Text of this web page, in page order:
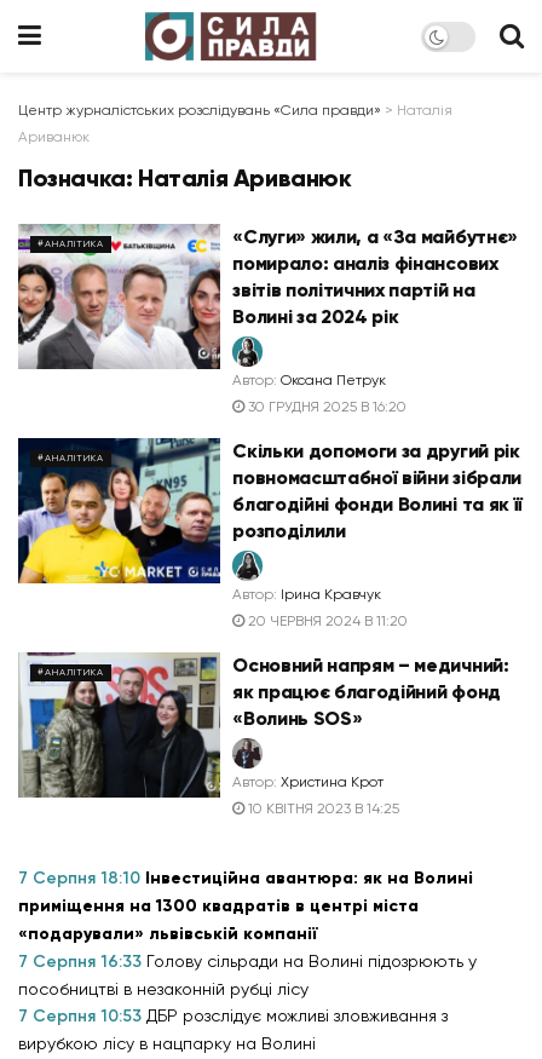
Центр журналістських розслідувань «Сила правди» > Наталія
Ариванюк
Позначка: Наталія Ариванюк
#АНАЛІТИКА
«Слуги» жили, а «За майбутнє»
помирало: аналіз фінансових
звітів політичних партій на
Волині за 2024 рік
Автор: Оксана Петрук
30 ГРУДНЯ 2025 В 16:20
#АНАЛІТИКА
Скільки допомоги за другий рік
повномасштабної війни зібрали
благодійні фонди Волині та як її
розподілили
Автор: Ірина Кравчук
20 ЧЕРВНЯ 2024 В 11:20
#АНАЛІТИКА
Основний напрям – медичний:
як працює благодійний фонд
«Волинь SOS»
Автор: Христина Крот
10 КВІТНЯ 2023 В 14:25
7 Серпня 18:10 Інвестиційна авантюра: як на Волині
приміщення на 1300 квадратів в центрі міста
«подарували» львівській компанії
7 Серпня 16:33 Голову сільради на Волині підозрюють у
пособництві в незаконній рубці лісу
7 Серпня 10:53 ДБР розслідує можливі зловживання з
вирубкою лісу в нацпарку на Волині